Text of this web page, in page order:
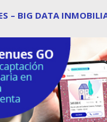
– BIG DATA